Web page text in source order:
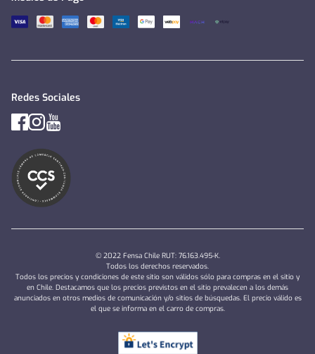
Redes Sociales
© 2022 Fensa Chile RUT: 76.163.495-K.
Todos los derechos reservados.
Todos los precios y condiciones de este sitio son válidos sólo para compras en el sitio y
en Chile. Destacamos que los precios previstos en el sitio prevalecen a los demás
anunciados en otros medios de comunicación y/o sitios de búsquedas. El precio válido es
el que se informa en el carro de compras.